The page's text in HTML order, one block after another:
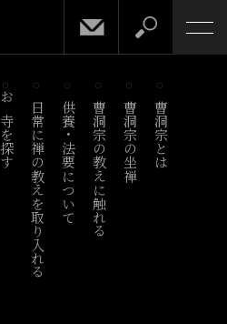
お寺を探す 日常に禅の教えを取り入れる供養・法要について曹洞宗の教えに触れる 曹洞宗の坐禅 曹洞宗とは